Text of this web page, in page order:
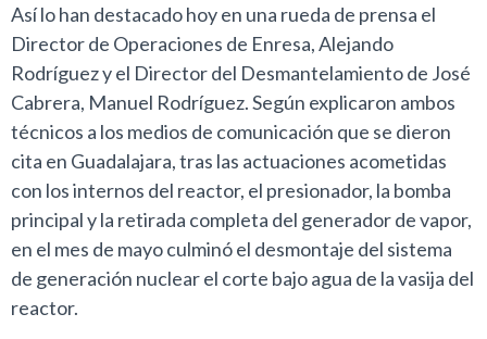
Así lo han destacado hoy en una rueda de prensa el
Director de Operaciones de Enresa, Alejando
Rodríguez y el Director del Desmantelamiento de José
Cabrera, Manuel Rodríguez. Según explicaron ambos
técnicos a los medios de comunicación que se dieron
cita en Guadalajara, tras las actuaciones acometidas
con los internos del reactor, el presionador, la bomba
principal y la retirada completa del generador de vapor,
en el mes de mayo culminó el desmontaje del sistema
de generación nuclear el corte bajo agua de la vasija del
reactor.